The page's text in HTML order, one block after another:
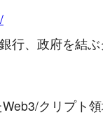
行、政府を結
クリプト